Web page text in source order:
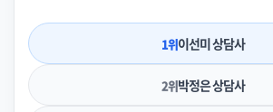
1위이선미 상담사
2위박정은 상담사